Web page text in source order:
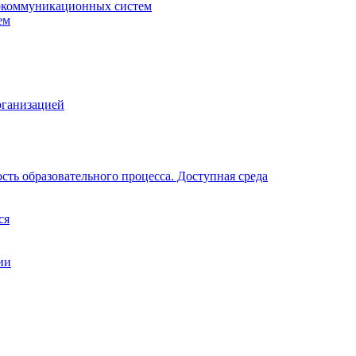
систем
образовательного процесса. Доступная среда